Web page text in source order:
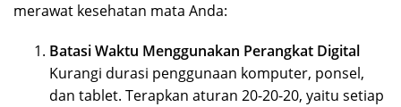
merawat kesehatan mata Anda:
Batasi Waktu Menggunakan Perangkat Digital
Kurangi durasi penggunaan komputer, ponsel,
dan tablet. Terapkan aturan 20-20-20, yaitu setiap